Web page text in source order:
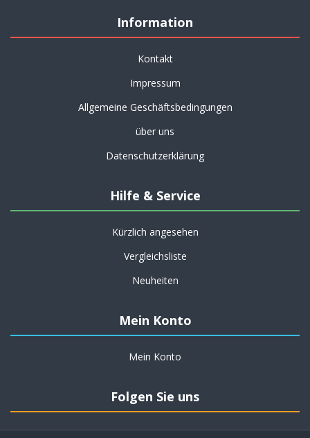
Information
Kontakt
Impressum
Allgemeine Geschäftsbedingungen
über uns
Datenschutzerklärung
Hilfe & Service
Kürzlich angesehen
Vergleichsliste
Neuheiten
Mein Konto
Mein Konto
Folgen Sie uns